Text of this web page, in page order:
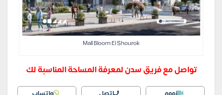
Mall Bloom El Shourok
تواصل مع فريق سدن لمعرفة المساحة المناسبة لك